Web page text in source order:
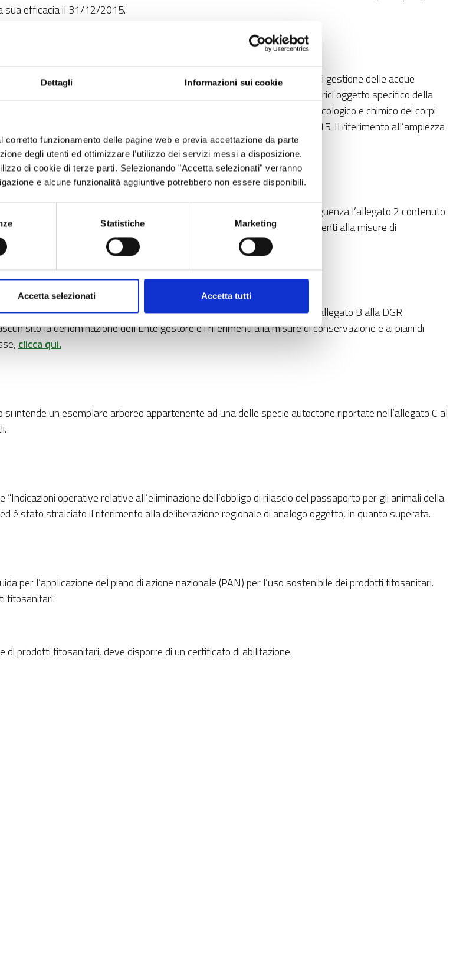
Dettagli Informazioni sui cookie
funzionamento delle pagine web e previa accettazione da parte
degli utenti ed ottimizzare l’utilizzo dei servizi messi a disposizione.
di cookie di terze parti. Selezionando "Accetta selezionati" verranno
e alcune funzionalità aggiuntive potrebbero non essere disponibili.
Statistiche Marketing
Accetta selezionati Accetta tutti
sua efficacia il 31/12/2015.
di Bacino del Po con delibera n. 7 del 17/12/2015 e del Piano di gestione delle acque
n. 2 del 22/12/2015, che approvano, tra l’altro: l’elenco dei corpi idrici oggetto specifico della
per lo stato ecologico e lo stato chimico. L’aggiornamento degli stati ecologico e chimico dei corpi
la modifica dell’ampiezza della fascia inerbita rispetto all'anno 2015. Il riferimento all’ampiezza
12 giugno 2015 e DGR n. X/4429 del 30 novembre 2015) e di conseguenza l’allegato 2 contenuto
per ciascun sito la denominazione dell’Ente gestore e i riferimenti alla misure di
delle ZPS di interesse,clicca qui.
del 30 novembre 2015) e di conseguenza l’allegato 3 contenuto nell’allegato B alla DGR
sito la denominazione dell’Ente gestore e i riferimenti alla misure di conservazione e ai piani di
clicca qui.
intende un esemplare arboreo appartenente ad una delle specie autoctone riportate nell’allegato C al
operative relative all’eliminazione dell’obbligo di rilascio del passaporto per gli animali della
è stato stralciato il riferimento alla deliberazione regionale di analogo oggetto, in quanto superata.
per l’applicazione del piano di azione nazionale (PAN) per l’uso sostenibile dei prodotti fitosanitari.
fitosanitari.
prodotti fitosanitari, deve disporre di un certificato di abilitazione.